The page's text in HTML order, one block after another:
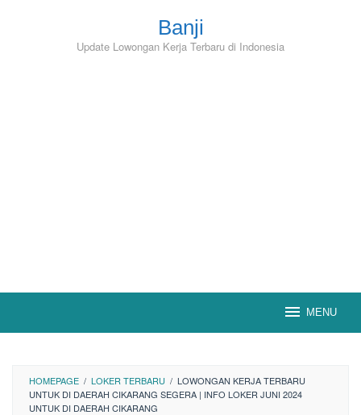
Banji
Update Lowongan Kerja Terbaru di Indonesia
MENU
HOMEPAGE / LOKER TERBARU / LOWONGAN KERJA TERBARU
UNTUK DI DAERAH CIKARANG SEGERA | INFO LOKER JUNI 2024
UNTUK DI DAERAH CIKARANG